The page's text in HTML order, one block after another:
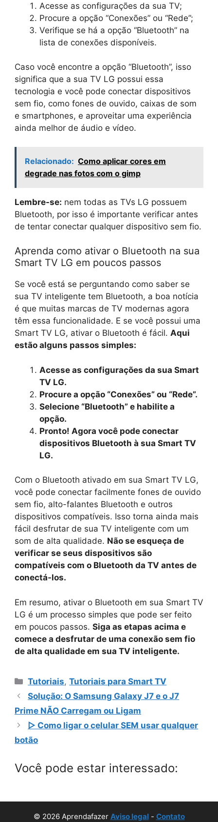
Acesse as configurações da sua TV;
Procure a opção “Conexões” ou “Rede”;
Verifique se há a opção “Bluetooth” na
lista de conexões disponíveis.
Caso você encontre a opção “Bluetooth”, isso
significa que a sua TV LG possui essa
tecnologia e você pode conectar dispositivos
sem fio, como fones de ouvido, caixas de som
e smartphones, e aproveitar uma experiência
ainda melhor de áudio e vídeo.
Relacionado: Como aplicar cores em
degrade nas fotos com o gimp
Lembre-se: nem todas as TVs LG possuem
Bluetooth, por isso é importante verificar antes
de tentar conectar qualquer dispositivo sem fio.
Aprenda como ativar o Bluetooth na sua
Smart TV LG em poucos passos
Se você está se perguntando como saber se
sua TV inteligente tem Bluetooth, a boa notícia
é que muitas marcas de TV modernas agora
têm essa funcionalidade. E se você possui uma
Smart TV LG, ativar o Bluetooth é fácil. Aqui
estão alguns passos simples:
Acesse as configurações da sua Smart
TV LG.
Procure a opção “Conexões” ou “Rede”.
Selecione “Bluetooth” e habilite a
opção.
Pronto! Agora você pode conectar
dispositivos Bluetooth à sua Smart TV
LG.
Com o Bluetooth ativado em sua Smart TV LG,
você pode conectar facilmente fones de ouvido
sem fio, alto-falantes Bluetooth e outros
dispositivos compatíveis. Isso torna ainda mais
fácil desfrutar de sua TV inteligente com um
som de alta qualidade. Não se esqueça de
verificar se seus dispositivos são
compatíveis com o Bluetooth da TV antes de
conectá-los.
Em resumo, ativar o Bluetooth em sua Smart TV
LG é um processo simples que pode ser feito
em poucos passos. Siga as etapas acima e
comece a desfrutar de uma conexão sem fio
de alta qualidade em sua TV inteligente.
Categorias
Tutoriais,Tutoriais para Smart TV
Solução: O Samsung Galaxy J7 e o J7
Prime NÃO Carregam ou Ligam
▷ Como ligar o celular SEM usar qualquer
botão
Você pode estar interessado:
© 2026 Aprendafazer Aviso legal- Contato